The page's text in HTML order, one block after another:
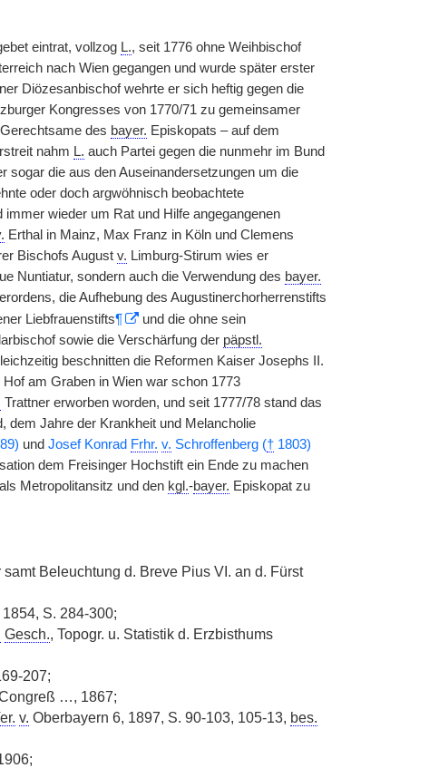
eintrat, vollzog L., seit 1776 ohne Weihbischof
nach Wien gegangen und wurde später erster
Diözesanbischof wehrte er sich heftig gegen die
Kongresses von 1770/71 zu gemeinsamer
des bayer. Episkopats – auf dem
nahm L. auch Partei gegen die nunmehr im Bund
sogar die aus den Auseinandersetzungen um die
oder doch argwöhnisch beobachtete
wieder um Rat und Hilfe angegangenen
Erthal in Mainz, Max Franz in Köln und Clemens
Bischofs August v. Limburg-Stirum wies er
Nuntiatur, sondern auch die Verwendung des bayer.
die Aufhebung des Augustinerchorherrenstifts
Liebfrauenstifts¶
und die ohne sein
sowie die Verschärfung der päpstl.
beschnitten die Reformen Kaiser Josephs II.
am Graben in Wien war schon 1773
Trattner erworben worden, und seit 1777/78 stand das
dem Jahre der Krankheit und Melancholie
und Josef Konrad Frhr. v. Schroffenberg (†1803)
dem Freisinger Hochstift ein Ende zu machen
Metropolitansitz und den kgl.-bayer. Episkopat zu
Beleuchtung d. Breve Pius VI. an d. Fürst
S. 284-300;
Gesch., Topogr. u. Statistik d. Erzbisthums
207;
…, 1867;
v. Oberbayern 6, 1897, S. 90-103, 105-13, bes.